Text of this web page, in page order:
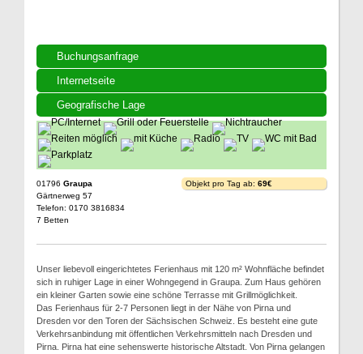
Buchungsanfrage
Internetseite
Geografische Lage
01796 Graupa
Gärtnerweg 57
Telefon: 0170 3816834
7 Betten
Objekt pro Tag ab: 69€
Unser liebevoll eingerichtetes Ferienhaus mit 120 m² Wohnfläche befindet
sich in ruhiger Lage in einer Wohngegend in Graupa. Zum Haus gehören
ein kleiner Garten sowie eine schöne Terrasse mit Grillmöglichkeit.
Das Ferienhaus für 2-7 Personen liegt in der Nähe von Pirna und
Dresden vor den Toren der Sächsischen Schweiz. Es besteht eine gute
Verkehrsanbindung mit öffentlichen Verkehrsmitteln nach Dresden und
Pirna. Pirna hat eine sehenswerte historische Altstadt. Von Pirna gelangen